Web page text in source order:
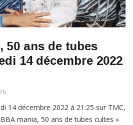
50 ans de tubes
14 décembre 2022
14 décembre 2022 à 21:25 sur TMC,
mania, 50 ans de tubes cultes »